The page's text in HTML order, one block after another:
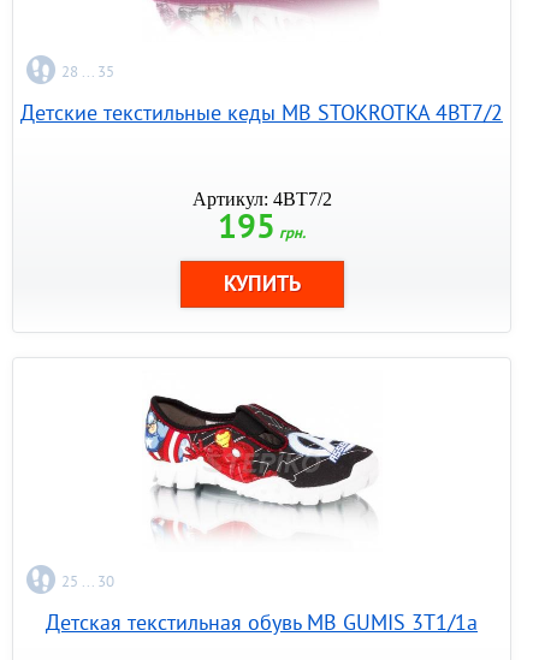
28 ... 35
Детские текстильные кеды МB STOKROTKA 4BT7/2
Артикул: 4BT7/2
195 грн.
25 ... 30
Детская текстильная обувь MB GUMIS 3T1/1a